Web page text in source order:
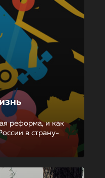
реформа, и как
в страну-